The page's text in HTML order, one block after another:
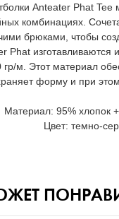
Anteater Phat Tee
комбинациях.
брюками, чтобы
изготавливаются
м. Этот материал
форму и при
Материал: 95% хлопок +
Цвет: темно-